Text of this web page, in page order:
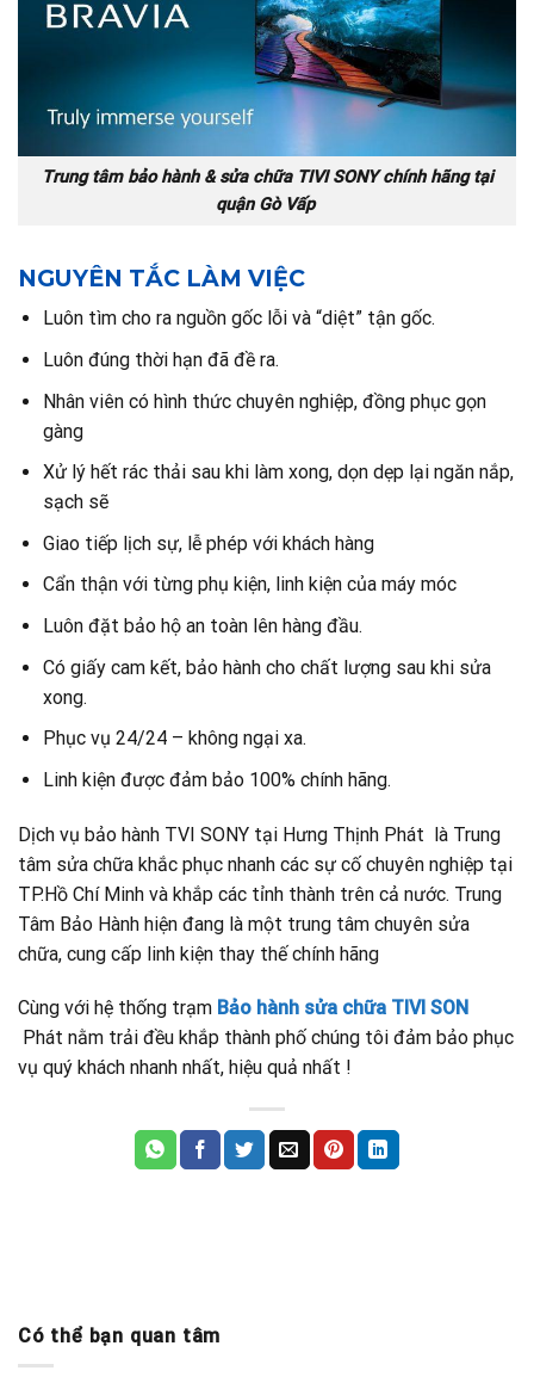
Trung tâm bảo hành & sửa chữa TIVI SONY chính hãng tại
quận Gò Vấp
NGUYÊN TẮC LÀM VIỆC
Luôn tìm cho ra nguồn gốc lỗi và “diệt” tận gốc.
Luôn đúng thời hạn đã đề ra.
Nhân viên có hình thức chuyên nghiệp, đồng phục gọn
gàng
Xử lý hết rác thải sau khi làm xong, dọn dẹp lại ngăn nắp,
sạch sẽ
Giao tiếp lịch sự, lễ phép với khách hàng
Cẩn thận với từng phụ kiện, linh kiện của máy móc
Luôn đặt bảo hộ an toàn lên hàng đầu.
Có giấy cam kết, bảo hành cho chất lượng sau khi sửa
xong.
Phục vụ 24/24 – không ngại xa.
Linh kiện được đảm bảo 100% chính hãng.
Dịch vụ bảo hành TVI SONY tại Hưng Thịnh Phát là Trung
tâm sửa chữa khắc phục nhanh các sự cố chuyên nghiệp tại
TP.Hồ Chí Minh và khắp các tỉnh thành trên cả nước. Trung
Tâm Bảo Hành hiện đang là một trung tâm chuyên sửa
chữa, cung cấp linh kiện thay thế chính hãng
Cùng với hệ thống trạm Bảo hành sửa chữa TIVI SON
Phát nằm trải đều khắp thành phố chúng tôi đảm bảo phục
vụ quý khách nhanh nhất, hiệu quả nhất !
Có thể bạn quan tâm